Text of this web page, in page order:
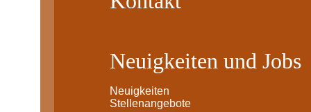
Neuigkeiten und Jobs
Neuigkeiten
Stellenangebote